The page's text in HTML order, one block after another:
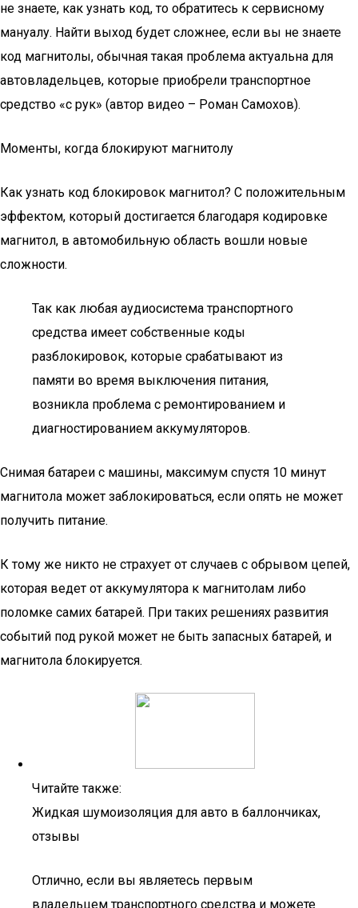
не знаете, как узнать код, то обратитесь к сервисному
мануалу. Найти выход будет сложнее, если вы не знаете
код магнитолы, обычная такая проблема актуальна для
автовладельцев, которые приобрели транспортное
средство «с рук» (автор видео – Роман Самохов).
Моменты, когда блокируют магнитолу
Как узнать код блокировок магнитол? С положительным
эффектом, который достигается благодаря кодировке
магнитол, в автомобильную область вошли новые
сложности.
Так как любая аудиосистема транспортного
средства имеет собственные коды
разблокировок, которые срабатывают из
памяти во время выключения питания,
возникла проблема с ремонтированием и
диагностированием аккумуляторов.
Снимая батареи с машины, максимум спустя 10 минут
магнитола может заблокироваться, если опять не может
получить питание.
К тому же никто не страхует от случаев с обрывом цепей,
которая ведет от аккумулятора к магнитолам либо
поломке самих батарей. При таких решениях развития
событий под рукой может не быть запасных батарей, и
магнитола блокируется.
Читайте также:
Жидкая шумоизоляция для авто в баллончиках,
отзывы
Отлично, если вы являетесь первым
владельцем транспортного средства и можете